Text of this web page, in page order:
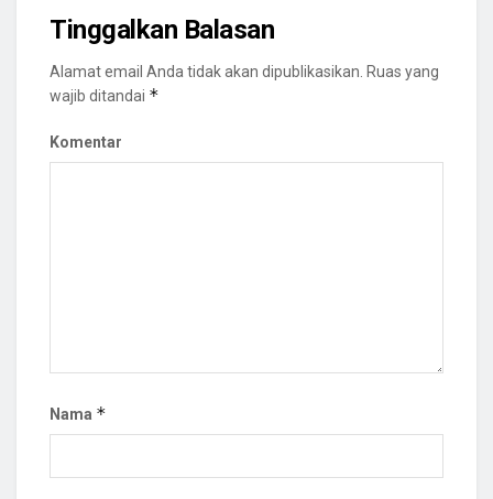
Tinggalkan Balasan
Alamat email Anda tidak akan dipublikasikan. Ruas yang
wajib ditandai *
Komentar
Nama *